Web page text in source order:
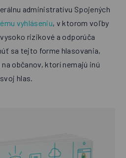
administratívu Spojených
vyhláseniu, v ktorom voľby
rizikové a odporúča
sa tejto forme hlasovania,
občanov, ktorí nemajú inú
hlas.